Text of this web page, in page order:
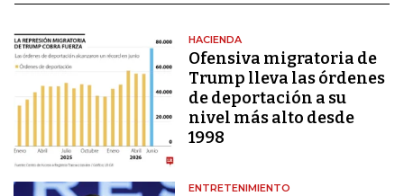
HACIENDA
Ofensiva migratoria de
Trump lleva las órdenes
de deportación a su
nivel más alto desde
1998
ENTRETENIMIENTO